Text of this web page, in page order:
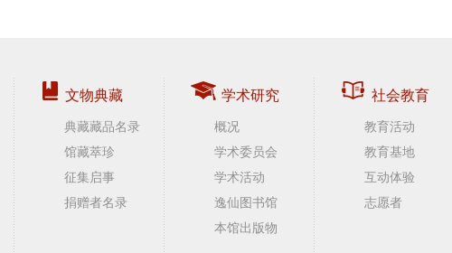
文物典藏
典藏藏品名录
馆藏萃珍
征集启事
捐赠者名录
学术研究
概况
学术委员会
学术活动
逸仙图书馆
本馆出版物
社会教育
教育活动
教育基地
互动体验
志愿者